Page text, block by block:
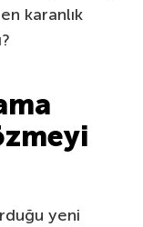
karanlık
yeni